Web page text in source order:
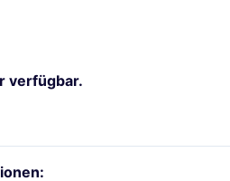
verfügbar.